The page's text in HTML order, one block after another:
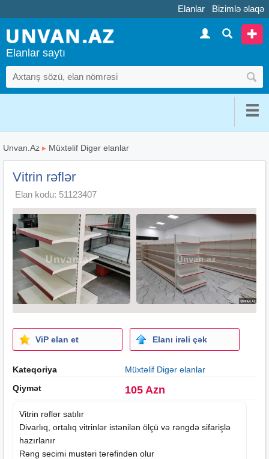
Elanlar Bizimlə əlaqə
Elanlar saytı
Unvan.Az ▸ Müxtəlif Digər elanlar
Vitrin rəflər
Elan kodu: 51123407
ViP elan et Elanı irəli çək
Kateqoriya
Müxtəlif Digər elanlar
Qiymət
105 Azn
Vitrin rəflər satılır
Divarlıq, ortalıq vitrinlər istənilən ölçü və rəngdə sifarişlə
hazırlanır
Rəng secimi mustəri tərəfindən olur